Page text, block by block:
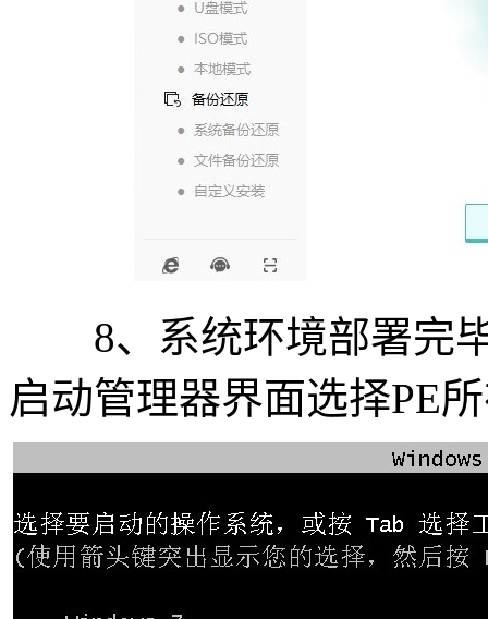
8、系统环境部署完毕
启动管理器界面选择PE